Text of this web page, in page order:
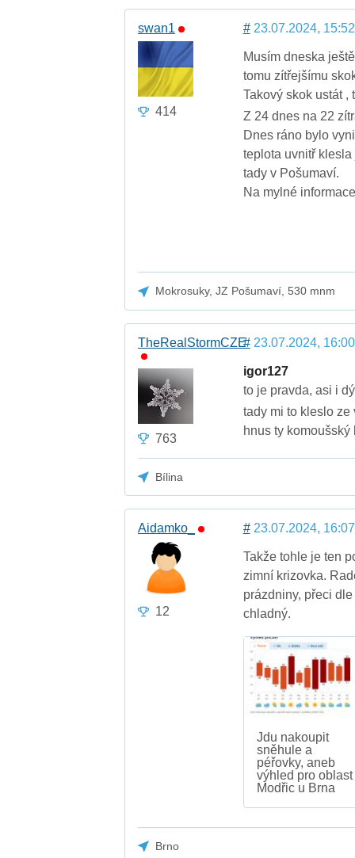
swan1
414
#23.07.2024, 15:52
Musím dneska
tomu zítřejšímu
Takový skok ustát
Z 24 dnes na 22
Dnes ráno bylo
teplota uvnitř klesla
tady v Pošumaví.
Na mylné
Mokrosuky, JZ Pošumaví, 530 mnm
TheRealStormCZE
763
#23.07.2024, 16:00
igor127
to je pravda, asi i
tady mi to kleslo ze
hnus ty
Bílina
Aidamko_
12
#23.07.2024, 16:07
Takže tohle je ten
zimní krizovka.
prázdniny, přeci
chladný.
Jdu nakoupit
sněhule a
péřovky, aneb
výhled pro oblast
Modřic u Brna
Brno